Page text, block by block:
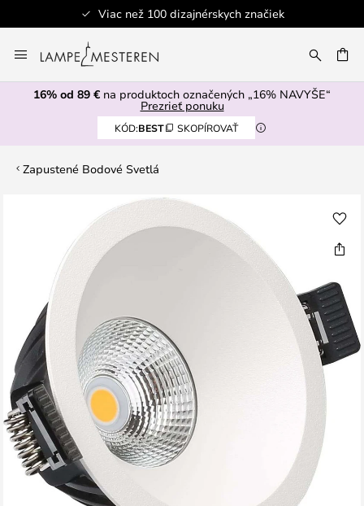
Viac než 100 dizajnérskych značiek
to
Content
16% od 89 € na produktoch označených „16% NAVYŠE“
Prezrieť ponuku
KÓD:BEST SKOPÍROVAŤ
Zapustené Bodové Svetlá
obrázkov